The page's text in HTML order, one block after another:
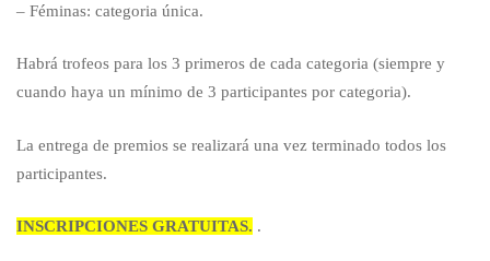
– Féminas: categoria única.
Habrá trofeos para los 3 primeros de cada categoria (siempre y
cuando haya un mínimo de 3 participantes por categoria).
La entrega de premios se realizará una vez terminado todos los
participantes.
INSCRIPCIONES GRATUITAS. .